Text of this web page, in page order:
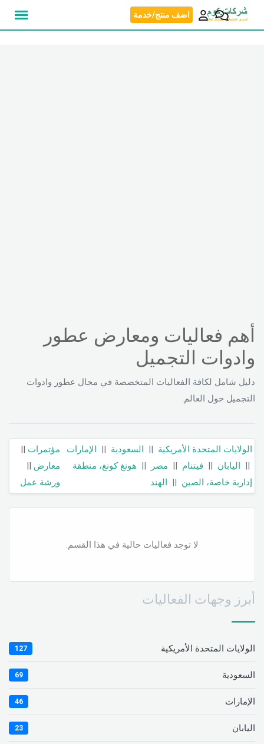
انتقل
اضف منتج/خدمة
أهم فعاليات ومعارض عطور
وادوات التجميل
دليل شامل لكافة الفعاليات المتخصصة في مجال عطور وادوات
التجميل حول العالم.
الولايات المتحدة الأمريكية || السعودية || الإمارات
|| اليابان || فيتنام || مصر || هونغ كونغ، منطقة
إدارية خاصة، الصين || الهند
مؤتمرات ||
معارض ||
ورشة عمل
لا توجد فعاليات حالية في هذا القسم.
أبرز وجهات الفعاليات
الولايات المتحدة الأمريكية 127
السعودية 69
الإمارات 46
اليابان 23